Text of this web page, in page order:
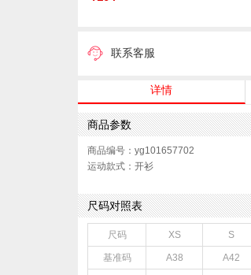
联系客服
详情
商品参数
商品编号：yg101657702
运动款式：开衫
尺码对照表
尺码 XS S
基准码 A38 A42